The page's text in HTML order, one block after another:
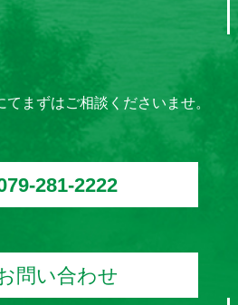
まずはご相談くださいませ。
281-2222
問い合わせ